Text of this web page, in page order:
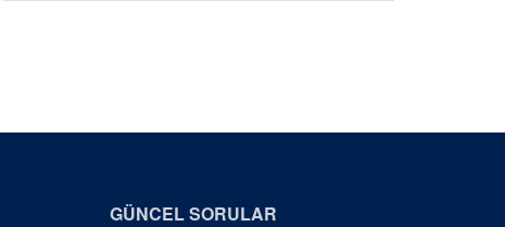
GÜNCEL SORULAR